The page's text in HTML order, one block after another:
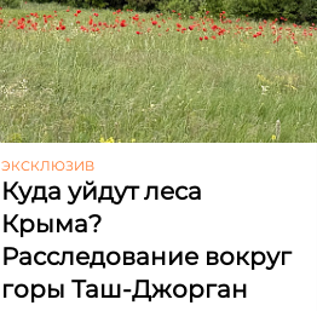
ЭКСКЛЮЗИВ
Куда уйдут леса
Крыма?
Расследование вокруг
горы Таш-Джорган